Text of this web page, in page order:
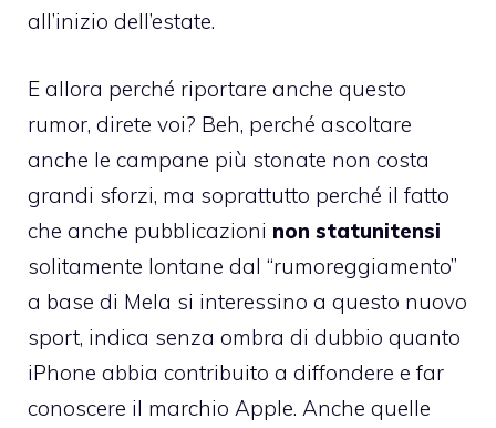
all’inizio dell’estate.
E allora perché riportare anche questo
rumor, direte voi? Beh, perché ascoltare
anche le campane più stonate non costa
grandi sforzi, ma soprattutto perché il fatto
che anche pubblicazioni non statunitensi
solitamente lontane dal “rumoreggiamento”
a base di Mela si interessino a questo nuovo
sport, indica senza ombra di dubbio quanto
iPhone abbia contribuito a diffondere e far
conoscere il marchio Apple. Anche quelle